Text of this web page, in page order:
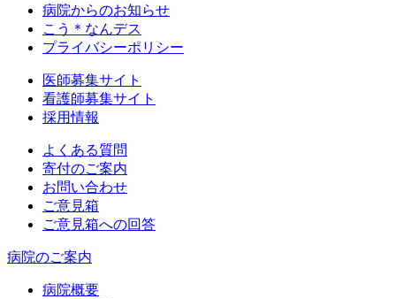
病院からのお知らせ
こう＊なんデス
プライバシーポリシー
医師募集サイト
看護師募集サイト
採用情報
よくある質問
寄付のご案内
お問い合わせ
ご意見箱
ご意見箱への回答
病院のご案内
病院概要